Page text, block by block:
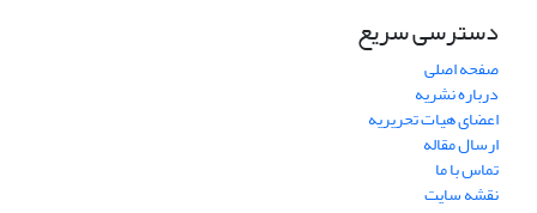
دسترسی سریع
صفحه اصلی
درباره نشریه
اعضای هیات تحریریه
ارسال مقاله
تماس با ما
نقشه سایت